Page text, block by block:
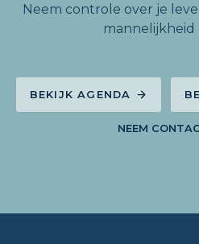
Neem controle over je
mannelijkheid
BEKIJK AGENDA
NEEM